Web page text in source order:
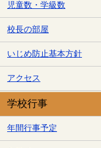
児童数・学級数
校長の部屋
いじめ防止基本方針
アクセス
学校行事
年間行事予定